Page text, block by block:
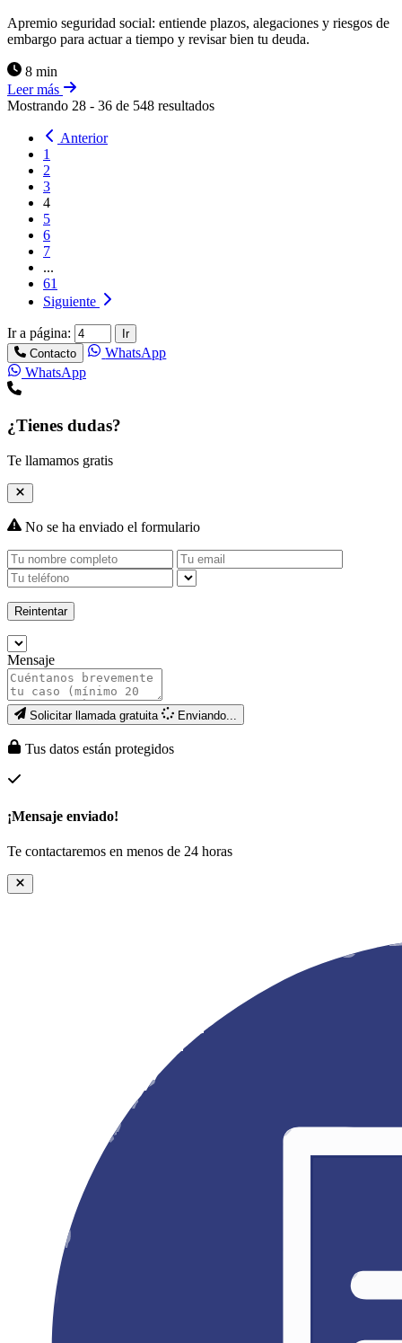
Apremio seguridad social: entiende plazos, alegaciones y riesgos de
embargo para actuar a tiempo y revisar bien tu deuda.
8 min
Leer más
Mostrando 28 - 36 de 548 resultados
Anterior
1
2
3
4
5
6
7
...
61
Siguiente
Ir a página:
Ir
Contacto
WhatsApp
WhatsApp
¿Tienes dudas?
Te llamamos gratis
No se ha enviado el formulario
Reintentar
Mensaje
Solicitar llamada gratuita Enviando...
Tus datos están protegidos
¡Mensaje enviado!
Te contactaremos en menos de 24 horas